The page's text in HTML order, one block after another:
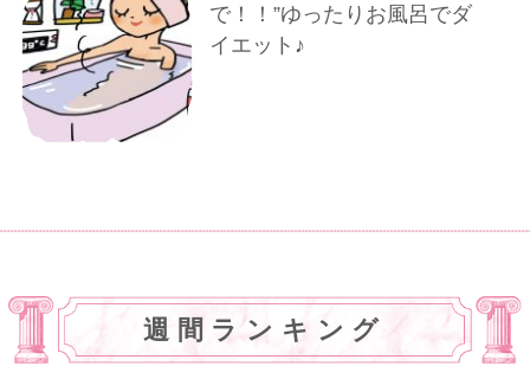
で！！”ゆったりお風呂でダ
イエット♪
週間ランキング